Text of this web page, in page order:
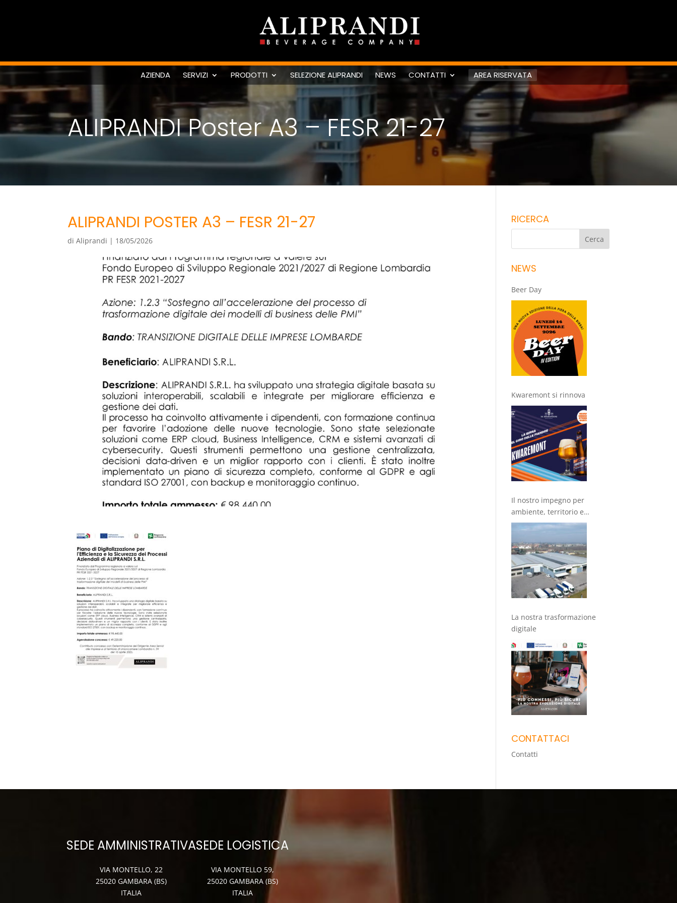
AZIENDA SERVIZI PRODOTTI SELEZIONE ALIPRANDI NEWS CONTATTI AREA RISERVATA
ALIPRANDI Poster A3 – FESR 21-27
ALIPRANDI POSTER A3 – FESR 21-27
diAliprandi | 18/05/2026
RICERCA
NEWS
Beer Day
Kwaremont si rinnova
Il nostro impegno per
ambiente, territorio e
comunità
La nostra trasformazione
digitale
CONTATTACI
Contatti
SEDE AMMINISTRATIVA
VIA MONTELLO, 22
25020 GAMBARA (BS)
ITALIA
SEDE LOGISTICA
VIA MONTELLO 59,
25020 GAMBARA (BS)
ITALIA